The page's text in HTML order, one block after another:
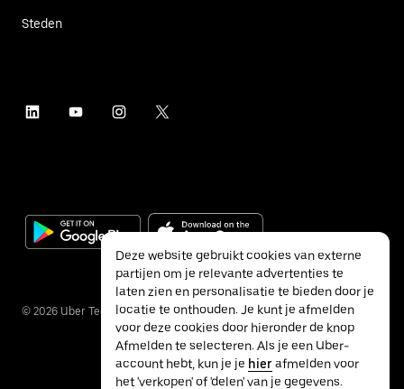
Steden
© 2026 Uber Technologies Inc.
Deze website gebruikt cookies van externe
partijen om je relevante advertenties te
laten zien en personalisatie te bieden door je
locatie te onthouden. Je kunt je afmelden
voor deze cookies door hieronder de knop
Afmelden te selecteren. Als je een Uber-
account hebt, kun je je hierafmelden voor
het 'verkopen' of 'delen' van je gegevens.